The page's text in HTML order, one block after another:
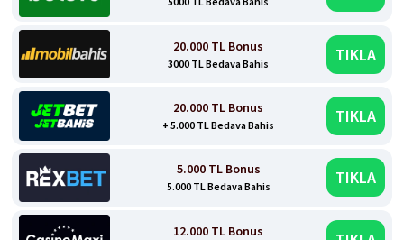
20.000 TL Bonus
3000 TL Bedava Bahis TIKLA
20.000 TL Bonus
+ 5.000 TL Bedava Bahis TIKLA
5.000 TL Bonus
5.000 TL Bedava Bahis TIKLA
12.000 TL Bonus